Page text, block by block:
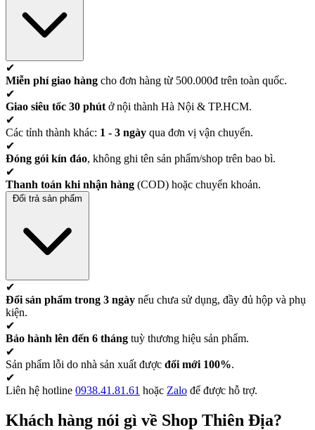
✔
Miễn phí giao hàng cho đơn hàng từ 500.000đ trên toàn quốc.
✔
Giao siêu tốc 30 phút ở nội thành Hà Nội & TP.HCM.
✔
Các tỉnh thành khác: 1 - 3 ngày qua đơn vị vận chuyển.
✔
Đóng gói kín đáo, không ghi tên sản phẩm/shop trên bao bì.
✔
Thanh toán khi nhận hàng (COD) hoặc chuyển khoản.
Đổi trả sản phẩm
✔
Đổi sản phẩm trong 3 ngày nếu chưa sử dụng, đầy đủ hộp và phụ
kiện.
✔
Bảo hành lên đến 6 tháng tuỳ thương hiệu sản phẩm.
✔
Sản phẩm lỗi do nhà sản xuất được đổi mới 100%.
✔
Liên hệ hotline 0938.41.81.61 hoặc Zalo để được hỗ trợ.
Khách hàng nói gì về Shop Thiên Địa?